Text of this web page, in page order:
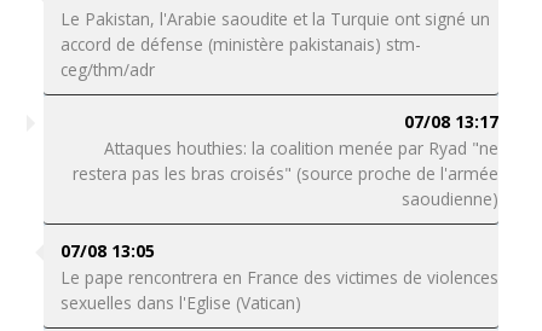
Le Pakistan, l'Arabie saoudite et la Turquie ont signé un
accord de défense (ministère pakistanais) stm-
ceg/thm/adr
07/08 13:17
Attaques houthies: la coalition menée par Ryad "ne
restera pas les bras croisés" (source proche de l'armée
saoudienne)
07/08 13:05
Le pape rencontrera en France des victimes de violences
sexuelles dans l'Eglise (Vatican)